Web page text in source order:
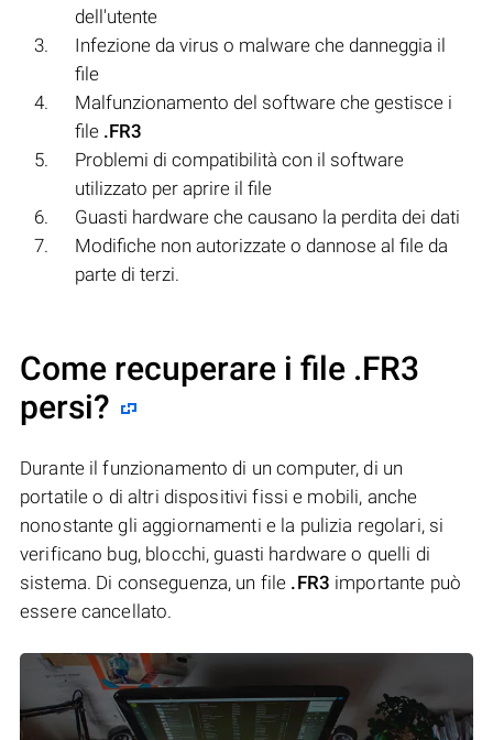
dell'utente
Infezione da virus o malware che danneggia il
file
Malfunzionamento del software che gestisce i
file .FR3
Problemi di compatibilità con il software
utilizzato per aprire il file
Guasti hardware che causano la perdita dei dati
Modifiche non autorizzate o dannose al file da
parte di terzi.
Come recuperare i file .FR3
persi?
Durante il funzionamento di un computer, di un
portatile o di altri dispositivi fissi e mobili, anche
nonostante gli aggiornamenti e la pulizia regolari, si
verificano bug, blocchi, guasti hardware o quelli di
sistema. Di conseguenza, un file .FR3 importante può
essere cancellato.